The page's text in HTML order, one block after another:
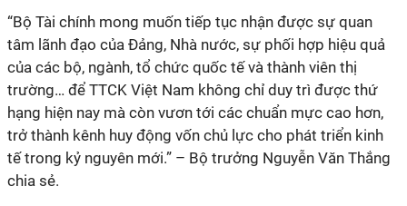
“Bộ Tài chính mong muốn tiếp tục nhận được sự quan
tâm lãnh đạo của Đảng, Nhà nước, sự phối hợp hiệu quả
của các bộ, ngành, tổ chức quốc tế và thành viên thị
trường… để TTCK Việt Nam không chỉ duy trì được thứ
hạng hiện nay mà còn vươn tới các chuẩn mực cao hơn,
trở thành kênh huy động vốn chủ lực cho phát triển kinh
tế trong kỷ nguyên mới.” – Bộ trưởng Nguyễn Văn Thắng
chia sẻ.